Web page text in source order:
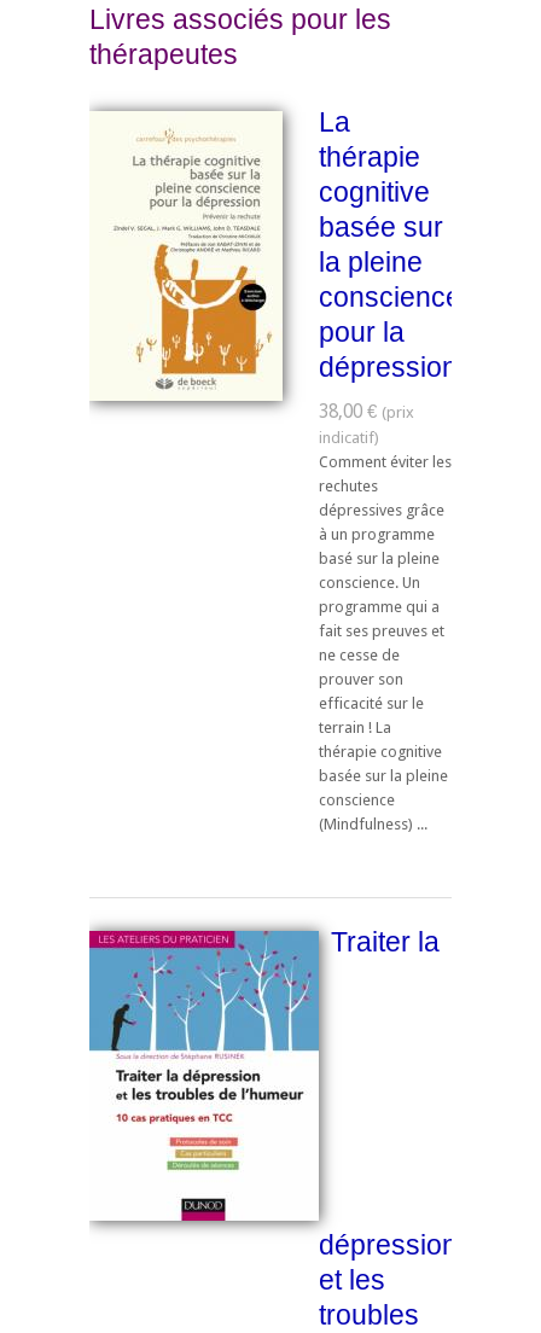
Livres associés pour les
thérapeutes
La
thérapie
cognitive
basée sur
la pleine
conscience
pour la
dépression
38,00 €
Comment éviter les
rechutes
dépressives grâce
à un programme
basé sur la pleine
conscience. Un
programme qui a
fait ses preuves et
ne cesse de
prouver son
efficacité sur le
terrain ! La
thérapie cognitive
basée sur la pleine
conscience
(Mindfulness) ...
Traiter la
dépression
et les
troubles